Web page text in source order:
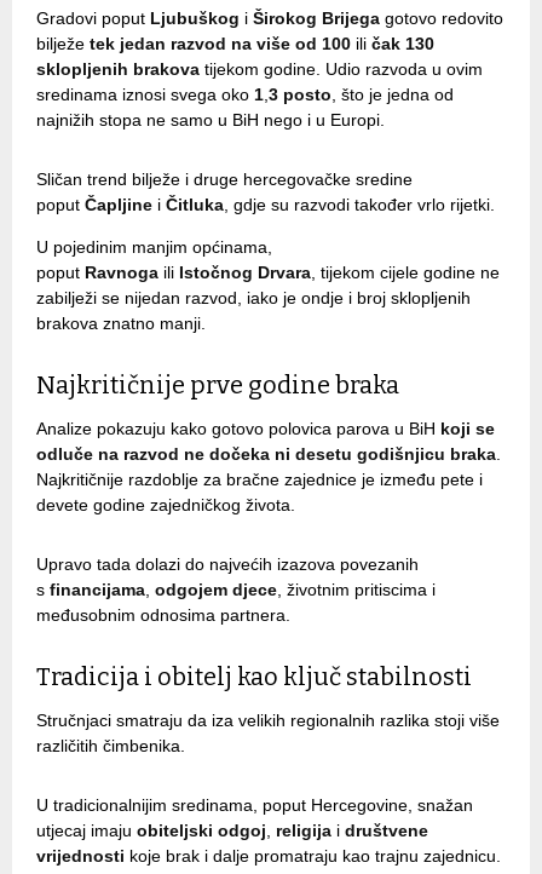
Gradovi poput Ljubuškog i Širokog Brijega gotovo redovito
bilježe tek jedan razvod na više od 100 ili čak 130
sklopljenih brakova tijekom godine. Udio razvoda u ovim
sredinama iznosi svega oko 1 3 posto , što je jedna od
najnižih stopa ne samo u BiH nego i u Europi.
Sličan trend bilježe i druge hercegovačke sredine
poput Čapljine i Čitluka , gdje su razvodi također vrlo rijetki.
U pojedinim manjim općinama,
poput Ravnoga ili Istočnog Drvara , tijekom cijele godine ne
zabilježi se nijedan razvod, iako je ondje i broj sklopljenih
brakova znatno manji.
Najkritičnije prve godine braka
Analize pokazuju kako gotovo polovica parova u BiH koji se
odluče na razvod ne dočeka ni desetu godišnjicu braka
Najkritičnije razdoblje za bračne zajednice je između pete i
devete godine zajedničkog života.
Upravo tada dolazi do najvećih izazova povezanih
s financijama odgojem djece , životnim pritiscima i
međusobnim odnosima partnera.
Tradicija i obitelj kao ključ stabilnosti
Stručnjaci smatraju da iza velikih regionalnih razlika stoji više
različitih čimbenika.
U tradicionalnijim sredinama, poput Hercegovine, snažan
utjecaj imaju obiteljski odgoj religija i društvene
vrijednosti koje brak i dalje promatraju kao trajnu zajednicu.